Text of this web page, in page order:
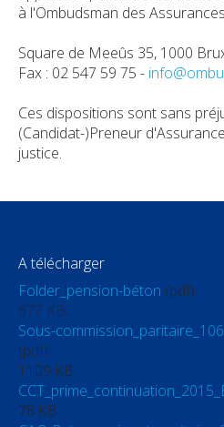
à l'Ombudsman des
Square de Meeûs 35, 1000
Fax : 02 547 59 75 -
Ces dispositions sont sans
(Candidat-)Preneur
justice.
A télécharger
Folder_pension-béton (pdf)
677 KB
Sous-
(pdf)
1109 KB
78 KB